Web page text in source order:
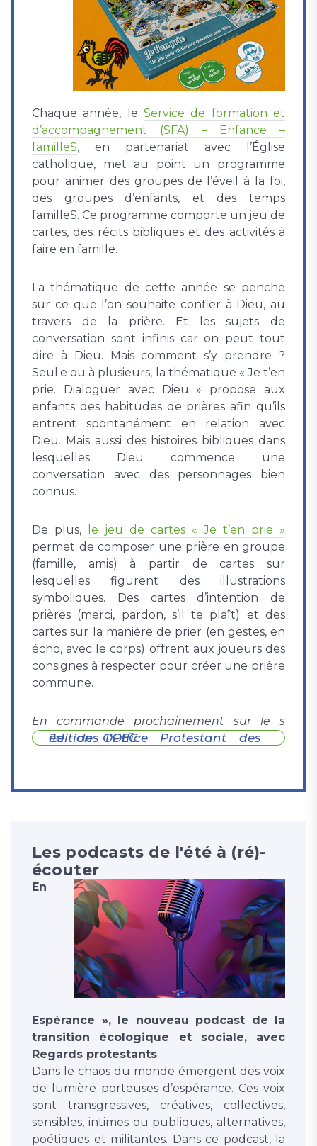
Chaque année, le Service de formation et
d’accompagnement (SFA) – Enfance –
familleS, en partenariat avec l’Église
catholique, met au point un programme
pour animer des groupes de l’éveil à la foi,
des groupes d’enfants, et des temps
familleS. Ce programme comporte un jeu de
cartes, des récits bibliques et des activités à
faire en famille.
La thématique de cette année se penche
sur ce que l’on souhaite confier à Dieu, au
travers de la prière. Et les sujets de
conversation sont infinis car on peut tout
dire à Dieu. Mais comment s’y prendre ?
Seul.e ou à plusieurs, la thématique « Je t’en
prie. Dialoguer avec Dieu » propose aux
enfants des habitudes de prières afin qu’ils
entrent spontanément en relation avec
Dieu. Mais aussi des histoires bibliques dans
lesquelles Dieu commence une
conversation avec des personnages bien
connus.
De plus,
le jeu de cartes « Je t’en prie »
permet de composer une prière en groupe
(famille, amis) à partir de cartes sur
lesquelles figurent des illustrations
symboliques. Des cartes d’intention de
prières (merci, pardon, s’il te plaît) et des
cartes sur la manière de prier (en gestes, en
écho, avec le corps) offrent aux joueurs des
consignes à respecter pour créer une prière
commune.
En commande prochainement sur le s
ite de l’Office Protestant des éditions OPEC.
Les podcasts de l'été à (ré)-
écouter
En
Espérance », le nouveau podcast de la
transition écologique et sociale, avec
Regards protestants
Dans le chaos du monde émergent des voix
de lumière porteuses d’espérance. Ces voix
sont transgressives, créatives, collectives,
sensibles, intimes ou publiques, alternatives,
poétiques et militantes. Dans ce podcast, la